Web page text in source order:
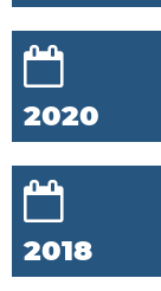
2020
2018